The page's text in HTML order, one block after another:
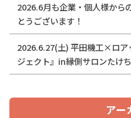
2026.6月も企業・個人様から
とうございます！
2026.6.27(土) 平田機工×ロア
ジェクト』in縁側サロンたけ
アー